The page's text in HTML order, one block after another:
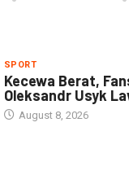
SPORT
Kecewa Berat,
Oleksandr Usyk
August 8, 2026